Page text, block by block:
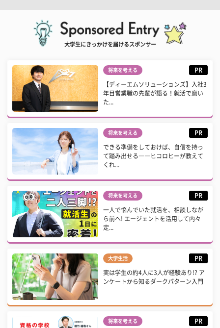
大学生にきっかけを届けるスポンサー
将来を考える PR
【ディーエムソリューションズ】入社3
年目営業職の先輩が語る！就活で磨い
た...
将来を考える PR
できる準備をしておけば、自信を持っ
て踏み出せる――ヒコロヒーが教えて
くれ...
将来を考える PR
一人で悩んでいた就活を、相談しなが
ら前へ! エージェントを活用して内々
定...
大学生活 PR
実は学生の約4人に3人が経験あり!? ア
ンケートから知るダークパターン入門
将来を考える PR